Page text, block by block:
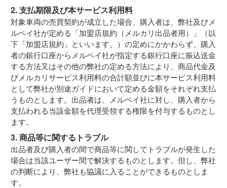
2. 支払期限及び本サービス利用料
対象車両の売買契約が成立した場合、購入者は、弊社及びメ
ルペイ社が定める「加盟店規約（メルカリ出品者用）」（以
下「加盟店規約」といいます。）の定めにかかわらず、購入
者の銀行口座からメルペイ社が指定する銀行口座に振込送金
する方法又はその他の弊社の定める方法により、商品代金及
びメルカリサービス利用料の合計額並びに本サービス利用料
として弊社が別途ガイドにおいて定める金額をそれぞれ支払
うものとします。出品者は、メルペイ社に対し、購入者から
支払われる当該金額を代理受領する権限を付与するものとし
ます。
3. 商品等に関するトラブル
出品者及び購入者の間で商品等に関してトラブルが発生した
場合は当該ユーザー間で解決するものとします。但し、弊社
の判断により、弊社も協議に入ることができるものとしま
す。